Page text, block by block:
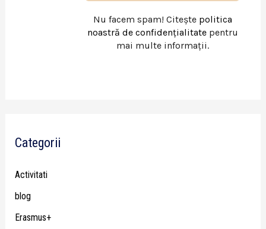
Nu facem spam! Citește politica
noastră de confidențialitatepentru
mai multe informații.
Categorii
Activitati
blog
Erasmus+